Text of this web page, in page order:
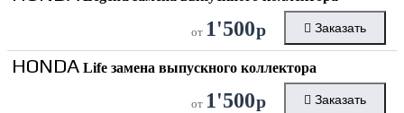
от 1'500р Заказать
HONDA Life замена выпускного коллектора
от 1'500р Заказать